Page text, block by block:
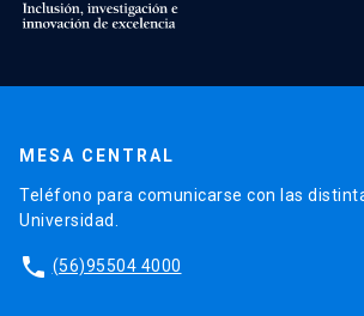
MESA CENTRAL
Teléfono para comunicarse con las
Universidad.
phone (56)95504 4000